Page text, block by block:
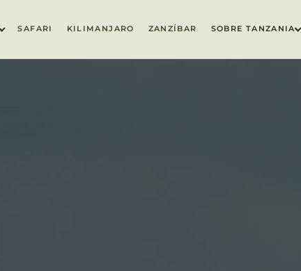
SAFARI KILIMANJARO ZANZÍBAR SOBRE TANZANIA